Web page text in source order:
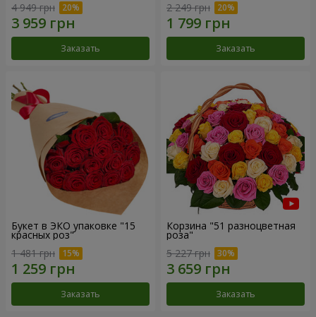
4 949 грн
Заказать
2 249 грн
Заказать
Букет в ЭКО упаковке "15
красных роз"
1 481 грн
Заказать
Корзина "51 разноцветная
роза"
5 227 грн
Заказать